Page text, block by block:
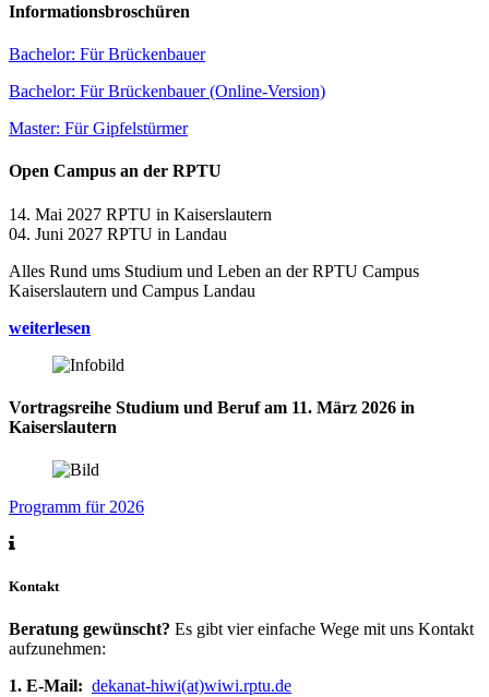
Informationsbroschüren
Bachelor: Für Brückenbauer
Bachelor: Für Brückenbauer (Online-Version)
Master: Für Gipfelstürmer
Open Campus an der RPTU
14. Mai 2027 RPTU in Kaiserslautern
04. Juni 2027 RPTU in Landau
Alles Rund ums Studium und Leben an der RPTU Campus
Kaiserslautern und Campus Landau
weiterlesen
Vortragsreihe Studium und Beruf am 11. März 2026 in
Kaiserslautern
Programm für 2026
Kontakt
Beratung gewünscht? Es gibt vier einfache Wege mit uns Kontakt
aufzunehmen:
1. E-Mail: dekanat-hiwi(at)wiwi.rptu.de